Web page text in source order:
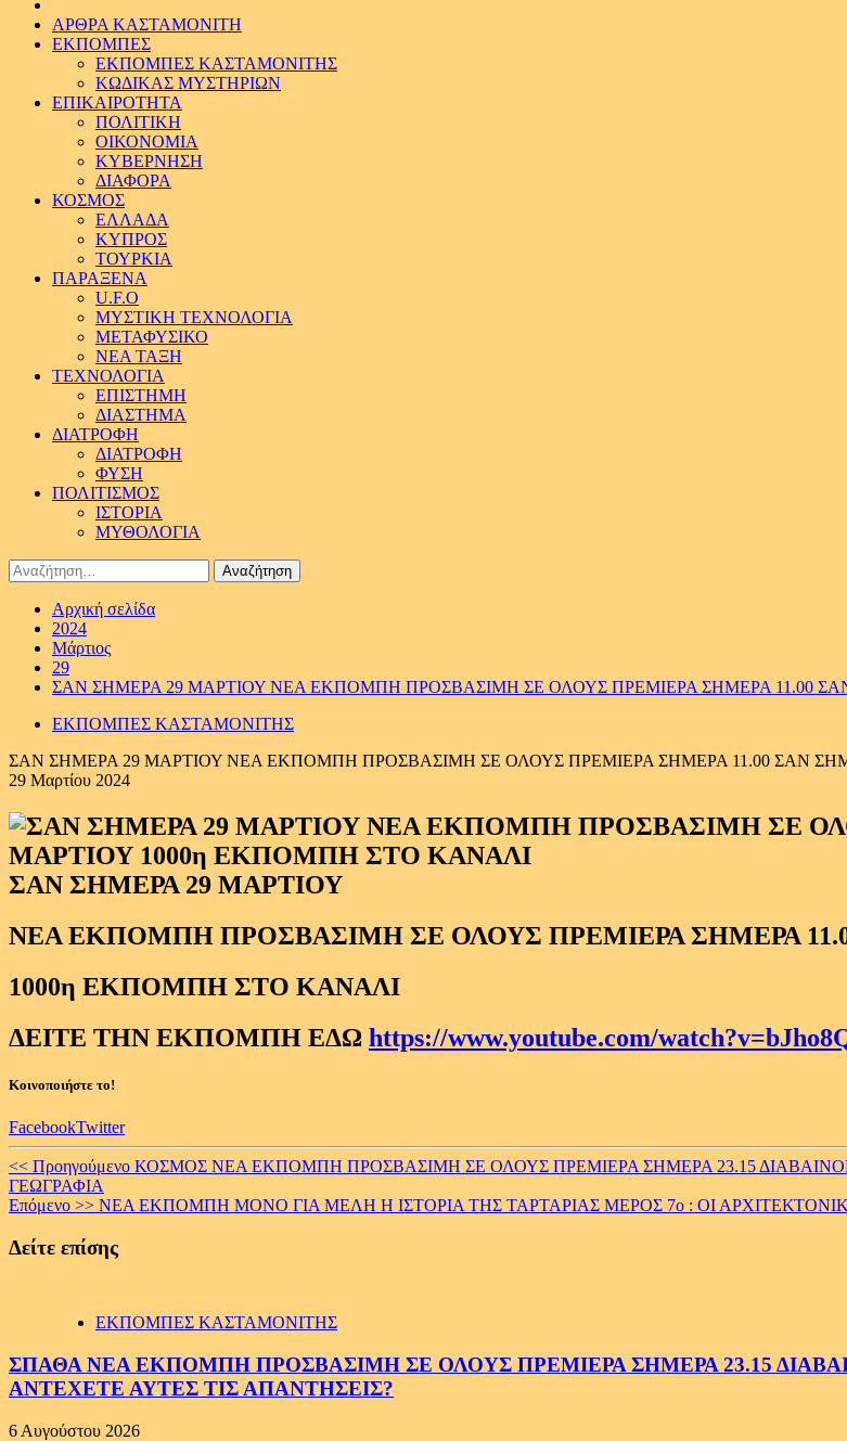
ΑΡΘΡΑ ΚΑΣΤΑΜΟΝΙΤΗ
ΕΚΠΟΜΠΕΣ
ΕΚΠΟΜΠΕΣ ΚΑΣΤΑΜΟΝΙΤΗΣ
ΚΩΔΙΚΑΣ ΜΥΣΤΗΡΙΩΝ
ΕΠΙΚΑΙΡΟΤΗΤΑ
ΠΟΛΙΤΙΚΗ
ΟΙΚΟΝΟΜΙΑ
ΚΥΒΕΡΝΗΣΗ
ΔΙΑΦΟΡΑ
ΚΟΣΜΟΣ
ΕΛΛΑΔΑ
ΚΥΠΡΟΣ
ΤΟΥΡΚΙΑ
ΠΑΡΑΞΕΝΑ
U.F.O
ΜΥΣΤΙΚΗ ΤΕΧΝΟΛΟΓΙΑ
ΜΕΤΑΦΥΣΙΚΟ
ΝΕΑ ΤΑΞΗ
ΤΕΧΝΟΛΟΓΙΑ
ΕΠΙΣΤΗΜΗ
ΔΙΑΣΤΗΜΑ
ΔΙΑΤΡΟΦΗ
ΔΙΑΤΡΟΦΗ
ΦΥΣΗ
ΠΟΛΙΤΙΣΜΟΣ
ΙΣΤΟΡΙΑ
ΜΥΘΟΛΟΓΙΑ
Αναζήτηση
για:
Αρχική σελίδα
2024
Μάρτιος
29
ΣΑΝ ΣΗΜΕΡΑ 29 ΜΑΡΤΙΟΥ ΝΕΑ ΕΚΠΟΜΠΗ ΠΡΟΣΒΑΣΙΜΗ ΣΕ ΟΛΟΥΣ ΠΡΕΜΙΕΡΑ ΣΗΜΕΡΑ 11.00
ΕΚΠΟΜΠΕΣ ΚΑΣΤΑΜΟΝΙΤΗΣ
ΣΑΝ ΣΗΜΕΡΑ 29 ΜΑΡΤΙΟΥ ΝΕΑ ΕΚΠΟΜΠΗ ΠΡΟΣΒΑΣΙΜΗ ΣΕ ΟΛΟΥΣ ΠΡΕΜΙΕΡΑ ΣΗΜΕΡΑ 11.00 ΣΑΝ
29 Μαρτίου 2024
ΣΑΝ ΣΗΜΕΡΑ 29 ΜΑΡΤΙΟΥ
ΝΕΑ ΕΚΠΟΜΠΗ ΠΡΟΣΒΑΣΙΜΗ ΣΕ ΟΛΟΥΣ ΠΡΕΜΙΕΡΑ ΣΗΜΕΡΑ
1000η ΕΚΠΟΜΠΗ ΣΤΟ ΚΑΝΑΛΙ
ΔΕΙΤΕ ΤΗΝ ΕΚΠΟΜΠΗ ΕΔΩ https://www.youtube.com/
Κοινοποιήστε το!
FacebookTwitter
Continue
Reading
<< Προηγούμενο ΚΟΣΜΟΣ ΝΕΑ ΕΚΠΟΜΠΗ ΠΡΟΣΒΑΣΙΜΗ ΣΕ ΟΛΟΥΣ ΠΡΕΜΙΕΡΑ ΣΗΜΕΡΑ 23.15
ΓΕΩΓΡΑΦΙΑ
Επόμενο >> ΝΕΑ ΕΚΠΟΜΠΗ ΜΟΝΟ ΓΙΑ ΜΕΛΗ Η ΙΣΤΟΡΙΑ ΤΗΣ ΤΑΡΤΑΡΙΑΣ ΜΕΡΟΣ 7ο : ΟΙ
Δείτε επίσης
ΕΚΠΟΜΠΕΣ ΚΑΣΤΑΜΟΝΙΤΗΣ
ΣΠΑΘΑ ΝΕΑ ΕΚΠΟΜΠΗ ΠΡΟΣΒΑΣΙΜΗ ΣΕ ΟΛΟΥΣ ΠΡΕΜΙΕΡΑ ΣΗΜΕΡΑ 23.15
ΑΝΤΕΧΕΤΕ ΑΥΤΕΣ ΤΙΣ ΑΠΑΝΤΗΣΕΙΣ?
6 Αυγούστου 2026